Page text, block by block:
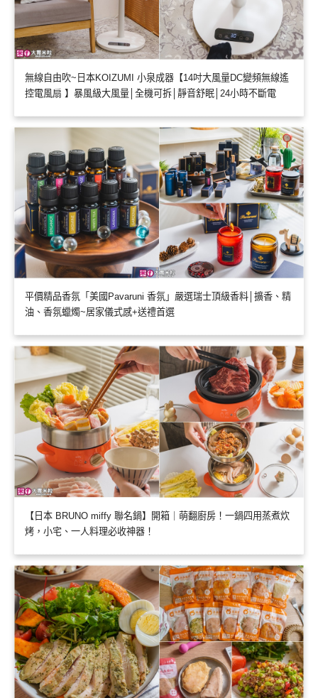
無線自由吹~日本KOIZUMI 小泉成器【14吋大風量DC變頻無線遙
控電風扇 】暴風級大風量│全機可拆│靜音舒眠│24小時不斷電
平價精品香氛「美國Pavaruni 香氛」嚴選瑞士頂級香料│擴香、精
油、香氛蠟燭~居家儀式感+送禮首選
【日本 BRUNO miffy 聯名鍋】開箱｜萌翻廚房！一鍋四用蒸煮炊
烤，小宅、一人料理必收神器！